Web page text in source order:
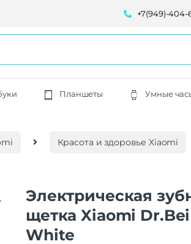
+7(949)-404-
Планшеты Умные
Красота и здоровье Xiaomi
Электрическая
щетка Xiaomi Dr.Bei
White